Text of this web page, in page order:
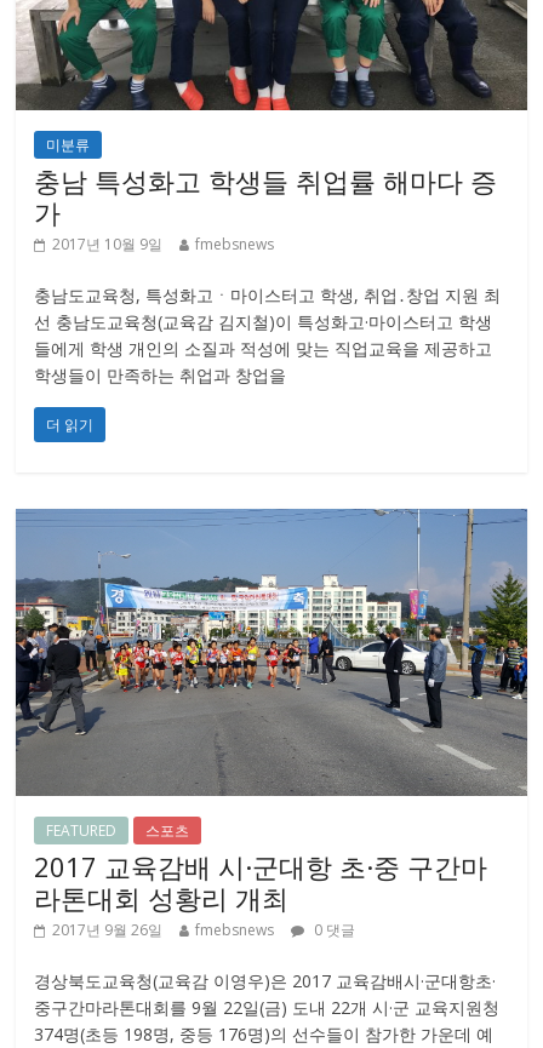
미분류
충남 특성화고 학생들 취업률 해마다 증
가
2017년 10월 9일 fmebsnews
충남도교육청, 특성화고ㆍ마이스터고 학생, 취업․창업 지원 최
선 충남도교육청(교육감 김지철)이 특성화고·마이스터고 학생
들에게 학생 개인의 소질과 적성에 맞는 직업교육을 제공하고
학생들이 만족하는 취업과 창업을
더 읽기
FEATURED 스포츠
2017 교육감배 시·군대항 초·중 구간마
라톤대회 성황리 개최
2017년 9월 26일 fmebsnews 0 댓글
경상북도교육청(교육감 이영우)은 2017 교육감배시·군대항초·
중구간마라톤대회를 9월 22일(금) 도내 22개 시·군 교육지원청
374명(초등 198명, 중등 176명)의 선수들이 참가한 가운데 예